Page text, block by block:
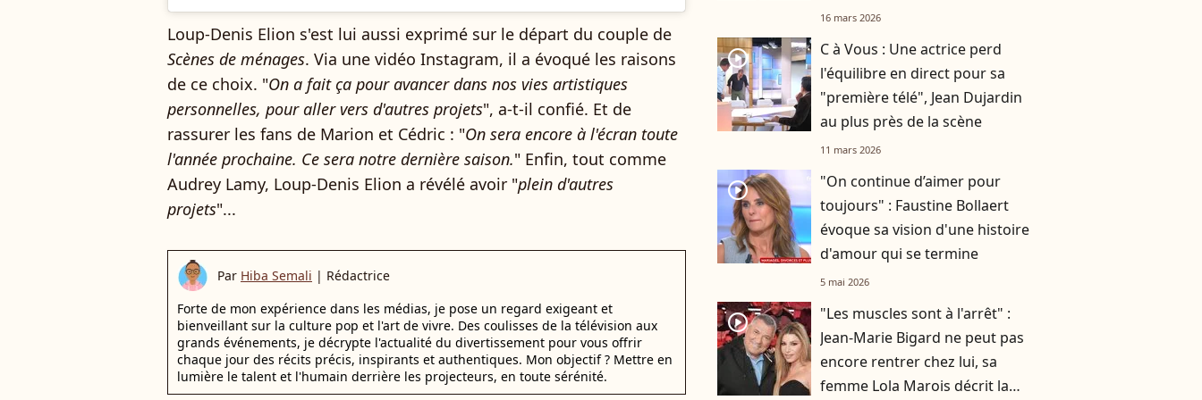
Loup-Denis Elion s'est lui aussi exprimé sur le départ du couple de
Scènes de ménages. Via une vidéo Instagram, il a évoqué les raisons
de ce choix. "On a fait ça pour avancer dans nos vies artistiques
personnelles, pour aller vers d'autres projets", a-t-il confié. Et de
rassurer les fans de Marion et Cédric : "On sera encore à l'écran toute
l'année prochaine. Ce sera notre dernière saison." Enfin, tout comme
Audrey Lamy, Loup-Denis Elion a révélé avoir "plein d'autres
projets"...
Par Hiba Semali | Rédactrice
Forte de mon expérience dans les médias, je pose un regard exigeant et
bienveillant sur la culture pop et l'art de vivre. Des coulisses de la télévision aux
grands événements, je décrypte l'actualité du divertissement pour vous offrir
chaque jour des récits précis, inspirants et authentiques. Mon objectif ? Mettre en
lumière le talent et l'humain derrière les projecteurs, en toute sérénité.
16 mars 2026
player2
C à Vous : Une actrice perd
l'équilibre en direct pour sa
"première télé", Jean Dujardin
au plus près de la scène
11 mars 2026
player2
"On continue d’aimer pour
toujours" : Faustine Bollaert
évoque sa vision d'une histoire
d'amour qui se termine
5 mai 2026
player2
"Les muscles sont à l'arrêt" :
Jean-Marie Bigard ne peut pas
encore rentrer chez lui, sa
femme Lola Marois décrit la